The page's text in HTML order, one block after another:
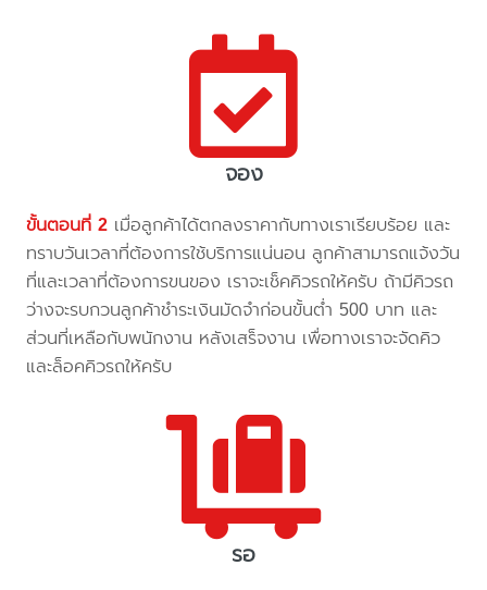
จอง
ขั้นตอนที่ 2 เมื่อลูกค้าได้ตกลงราคากับทางเราเรียบร้อย และ
ทราบวันเวลาที่ต้องการใช้บริการแน่นอน ลูกค้าสามารถแจ้งวัน
ที่และเวลาที่ต้องการขนของ เราจะเช็คคิวรถให้ครับ ถ้ามีคิวรถ
ว่างจะรบกวนลูกค้าชำระเงินมัดจำก่อนขั้นต่ำ 500 บาท และ
ส่วนที่เหลือกับพนักงาน หลังเสร็จงาน เพื่อทางเราจะจัดคิว
และล็อคคิวรถให้ครับ
รอ